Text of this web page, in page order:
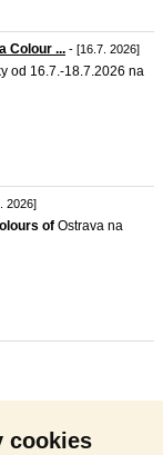
cookies
Colour ... - [16.7. 2026]
od 16.7.-18.7.2026 na
2026]
of Ostrava na